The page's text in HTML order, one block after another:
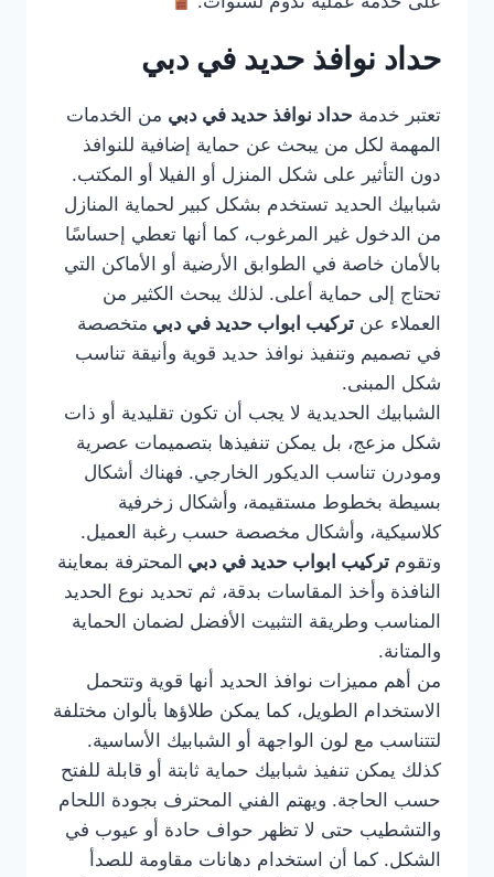
حداد نوافذ حديد في دبي
تعتبر خدمة حداد نوافذ حديد في دبي من الخدمات
المهمة لكل من يبحث عن حماية إضافية للنوافذ
دون التأثير على شكل المنزل أو الفيلا أو المكتب.
شبابيك الحديد تستخدم بشكل كبير لحماية المنازل
من الدخول غير المرغوب، كما أنها تعطي إحساسًا
بالأمان خاصة في الطوابق الأرضية أو الأماكن التي
تحتاج إلى حماية أعلى. لذلك يبحث الكثير من
العملاء عن تركيب ابواب حديد في دبي متخصصة
في تصميم وتنفيذ نوافذ حديد قوية وأنيقة تناسب
شكل المبنى.
الشبابيك الحديدية لا يجب أن تكون تقليدية أو ذات
شكل مزعج، بل يمكن تنفيذها بتصميمات عصرية
ومودرن تناسب الديكور الخارجي. فهناك أشكال
بسيطة بخطوط مستقيمة، وأشكال زخرفية
كلاسيكية، وأشكال مخصصة حسب رغبة العميل.
وتقوم تركيب ابواب حديد في دبي المحترفة بمعاينة
النافذة وأخذ المقاسات بدقة، ثم تحديد نوع الحديد
المناسب وطريقة التثبيت الأفضل لضمان الحماية
والمتانة.
من أهم مميزات نوافذ الحديد أنها قوية وتتحمل
الاستخدام الطويل، كما يمكن طلاؤها بألوان مختلفة
لتتناسب مع لون الواجهة أو الشبابيك الأساسية.
كذلك يمكن تنفيذ شبابيك حماية ثابتة أو قابلة للفتح
حسب الحاجة. ويهتم الفني المحترف بجودة اللحام
والتشطيب حتى لا تظهر حواف حادة أو عيوب في
الشكل. كما أن استخدام دهانات مقاومة للصدأ